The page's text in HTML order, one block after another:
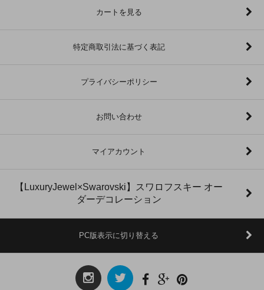
カートを見る
特定商取引法に基づく表記
プライバシーポリシー
お問い合わせ
マイアカウント
【LuxuryJewel×Swarovski】スワロフスキー オー
ダーデコレーション
PC版表示に切り替える